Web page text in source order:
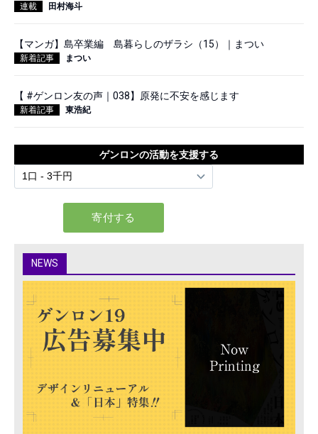
連載 田村海斗
【マンガ】島卒業編 島暮らしのザラシ（15）｜まつい
新着記事 まつい
【 #ゲンロン友の声｜038】原発に不安を感じます
新着記事 東浩紀
ゲンロンの活動を支援する
NEWS